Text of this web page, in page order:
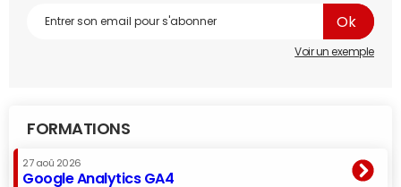
Voir un exemple
FORMATIONS
27 aoû 2026
Google Analytics GA4